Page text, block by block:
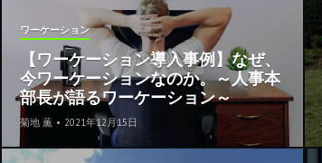
ワーケーション
【ワーケーション導入事例】なぜ、
今ワーケーションなのか。～人事本
部長が語るワーケーション～
菊地 薫 • 2021年12月15日